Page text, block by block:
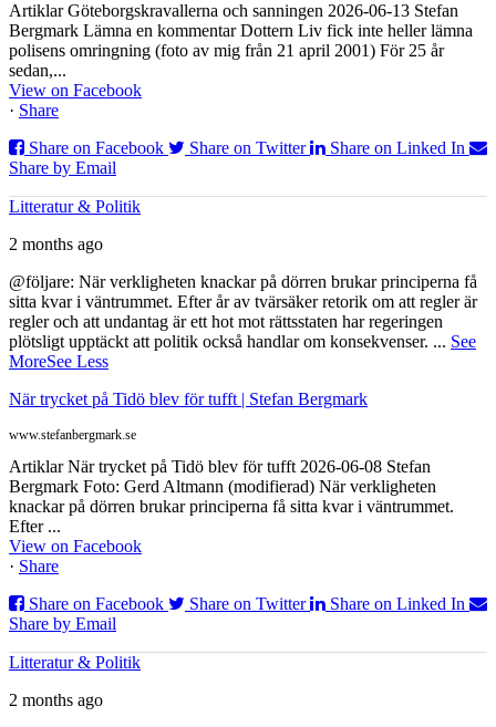
Artiklar Göteborgskravallerna och sanningen 2026-06-13 Stefan
Bergmark Lämna en kommentar Dottern Liv fick inte heller lämna
polisens omringning (foto av mig från 21 april 2001) För 25 år
sedan,...
View on Facebook
· Share
Share on Facebook
Share on Twitter
Share on Linked In
Share by Email
Litteratur & Politik
2 months ago
@följare: När verkligheten knackar på dörren brukar principerna få
sitta kvar i väntrummet. Efter år av tvärsäker retorik om att regler är
regler och att undantag är ett hot mot rättsstaten har regeringen
plötsligt upptäckt att politik också handlar om konsekvenser. ... See
MoreSee Less
När trycket på Tidö blev för tufft | Stefan Bergmark
www.stefanbergmark.se
Artiklar När trycket på Tidö blev för tufft 2026-06-08 Stefan
Bergmark Foto: Gerd Altmann (modifierad) När verkligheten
knackar på dörren brukar principerna få sitta kvar i väntrummet.
Efter ...
View on Facebook
· Share
Share on Facebook
Share on Twitter
Share on Linked In
Share by Email
Litteratur & Politik
2 months ago